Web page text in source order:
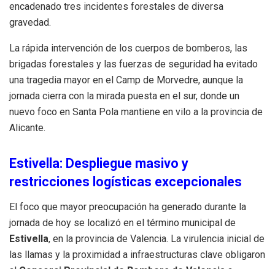
encadenado tres incidentes forestales de diversa
gravedad.
La rápida intervención de los cuerpos de bomberos, las
brigadas forestales y las fuerzas de seguridad ha evitado
una tragedia mayor en el Camp de Morvedre, aunque la
jornada cierra con la mirada puesta en el sur, donde un
nuevo foco en Santa Pola mantiene en vilo a la provincia de
Alicante.
Estivella: Despliegue masivo y
restricciones logísticas excepcionales
El foco que mayor preocupación ha generado durante la
jornada de hoy se localizó en el término municipal de
Estivella, en la provincia de Valencia. La virulencia inicial de
las llamas y la proximidad a infraestructuras clave obligaron